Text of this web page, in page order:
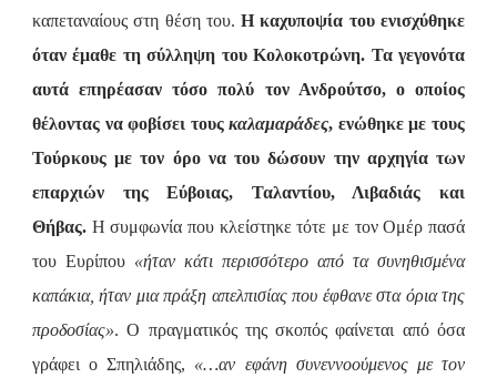
καπεταναίους στη θέση του. Η καχυποψία του ενισχύθηκε
όταν έμαθε τη σύλληψη του Κολοκοτρώνη. Τα γεγονότα
αυτά επηρέασαν τόσο πολύ τον Ανδρούτσο, ο οποίος
θέλοντας να φοβίσει τουςκαλαμαράδες, ενώθηκε με τους
Τούρκους με τον όρο να του δώσουν την αρχηγία των
επαρχιών της Εύβοιας, Ταλαντίου, Λιβαδιάς και
Θήβας. Η συμφωνία που κλείστηκε τότε με τον Ομέρ πασά
του Ευρίπου «ήταν κάτι περισσότερο από τα συνηθισμένα
καπάκια, ήταν μια πράξη απελπισίας που έφθανε στα όρια της
προδοσίας». Ο πραγματικός της σκοπός φαίνεται από όσα
γράφει ο Σπηλιάδης, «…αν εφάνη συνεννοούμενος με τον